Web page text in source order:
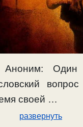
Аноним: Один
своей …
развернуть